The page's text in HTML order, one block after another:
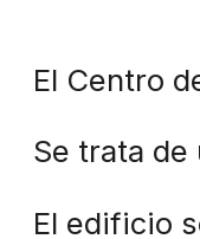
El Centro
Se trata
El edificio